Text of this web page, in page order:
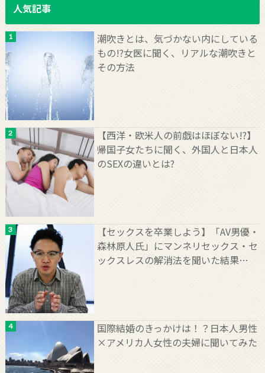
人気記事
潮吹きとは、気づかない内にしている
もの!?女医に聞く、リアルな潮吹きと
その方法
【西洋・欧米人の前戯はほぼない!?】
帰国子女たちに聞く、外国人と日本人
のSEXの違いとは?
【セックスを卒業しよう】「AV男優・
森林原人氏」にマンネリセックス・セ
ックスレスの解消法を聞いた結果…
国際結婚のきっかけは！？日本人男性
×アメリカ人女性の夫婦に聞いてみた